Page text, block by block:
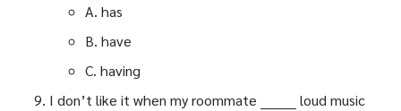
A. has
B. have
C. having
I don’t like it when my roommate ________ loud music